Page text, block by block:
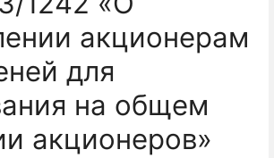
акционерам
для
на общем
акционеров»